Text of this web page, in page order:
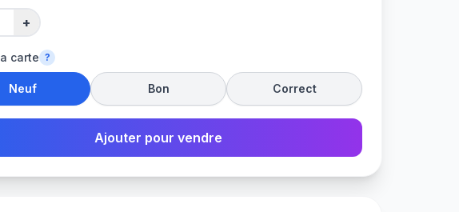
+
carte ?
Neuf Bon Correct
Ajouter pour vendre